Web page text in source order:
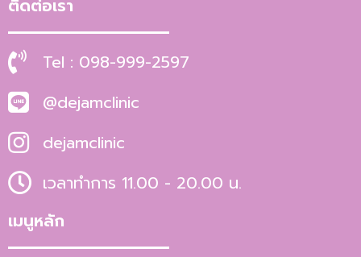
ติดต่อเรา
Tel : 098-999-2597
@dejamclinic
dejamclinic
เวลาทำการ 11.00 - 20.00 น.
เมนูหลัก